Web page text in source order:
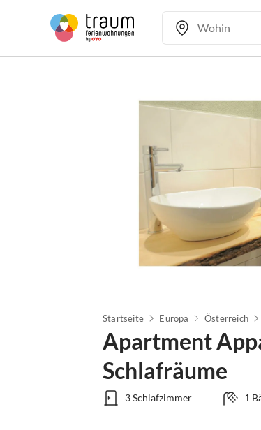
Startseite Europa Österreich
Apartment
Schlafräume
3 Schlafzimmer 1